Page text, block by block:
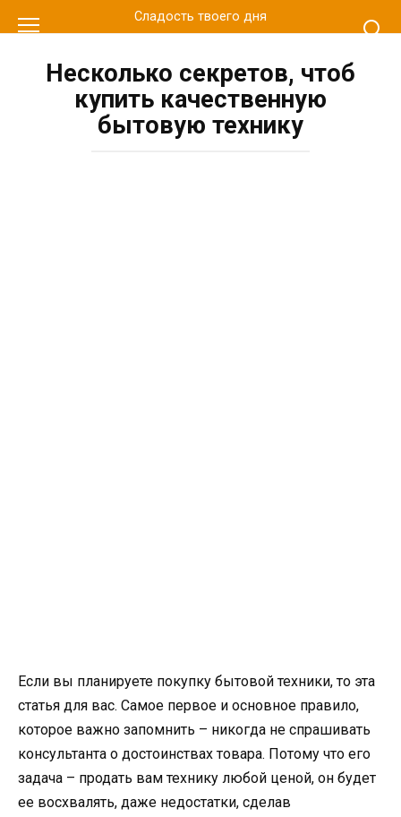
к
Сладость твоего дня
Несколько секретов, чтоб
купить качественную
бытовую технику
Если вы планируете покупку бытовой техники, то эта
статья для вас. Самое первое и основное правило,
которое важно запомнить – никогда не спрашивать
консультанта о достоинствах товара. Потому что его
задача – продать вам технику любой ценой, он будет
ее восхвалять, даже недостатки, сделав